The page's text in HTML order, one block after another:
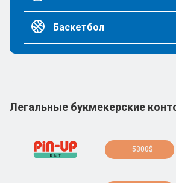
Баскетбол
Легальные букмекерские
5300$